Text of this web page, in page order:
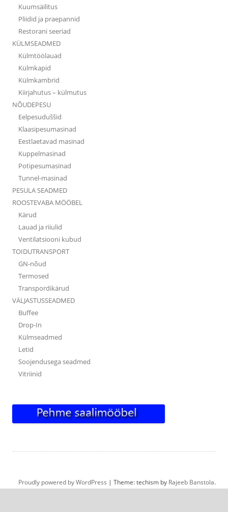
Kuumsäilitus
Pliidid ja praepannid
Restorani seeriad
KÜLMSEADMED
Külmtöölauad
Külmkapid
Külmkambrid
Kiirjahutus – külmutus
NÕUDEPESU
Eelpesuduššid
Klaasipesumasinad
Eestlaetavad masinad
Kuppelmasinad
Potipesumasinad
Tunnel-masinad
PESULA SEADMED
ROOSTEVABA MÖÖBEL
Kärud
Lauad ja riiulid
Ventilatsiooni kubud
TOIDUTRANSPORT
GN-nõud
Termosed
Transpordikärud
VÄLJASTUSSEADMED
Buffee
Drop-In
Külmseadmed
Letid
Soojendusega seadmed
Vitriinid
Proudly powered by WordPress | Theme: techism by Rajeeb Banstola.